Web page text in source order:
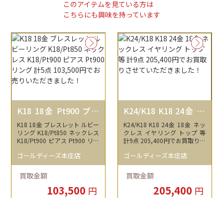
このアイテムを見ている方は
こちらにも興味を持っています
K18 18金 Pt900 プラ
チナ K18/Pt850 K18/
Pt900
K18 18金 ブレスレット ルビー
リング K18/Pt850 ネックレス
K18/Pt900 ピアス Pt900 リン
いただきました！
ゴールディーズ本庄店
買取金額
103,500 円
K24/K18 K18 24金 18
金
K24/K18 K18 24金 18金 ネッ
クレス イヤリング トップ 等
計9点 205,400円でお買取りさ
ゴールディーズ本庄店
買取金額
205,400 円